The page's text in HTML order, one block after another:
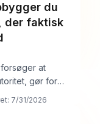
du
der faktisk
at
gør for
forkerte. De
jagter stør
7/31/2026